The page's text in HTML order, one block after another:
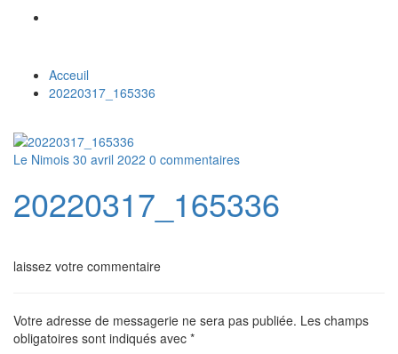
Acceuil
20220317_165336
Le Nimois 30 avril 2022 0 commentaires
20220317_165336
laissez votre commentaire
Votre adresse de messagerie ne sera pas publiée. Les champs
obligatoires sont indiqués avec *